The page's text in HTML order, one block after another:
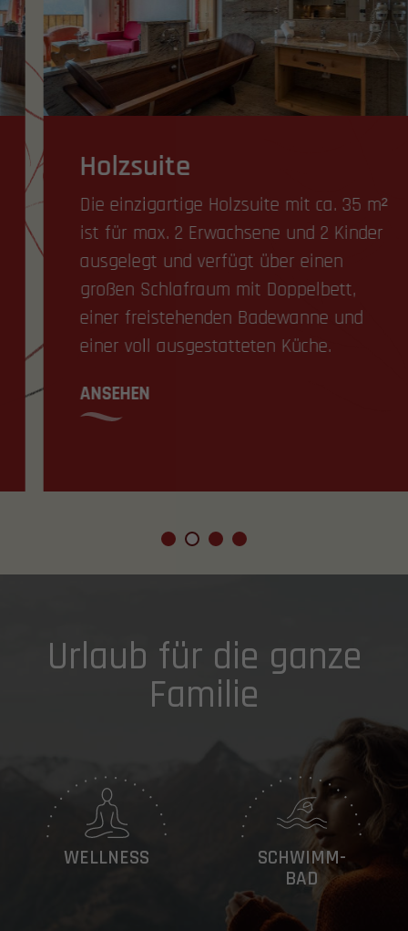
Holzsuite
Die einzigartige Holzsuite mit ca. 35 m²
ist für max. 2 Erwachsene und 2 Kinder
ausgelegt und verfügt über einen
großen Schlafraum mit Doppelbett,
einer freistehenden Badewanne und
einer voll ausgestatteten Küche.
ANSEHEN
Urlaub für die ganze
Familie
WELLNESS
SCHWIMM-
BAD